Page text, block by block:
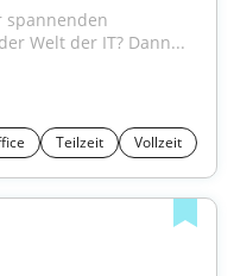
spannenden
Welt der IT? Dann...
Teilzeit Vollzeit